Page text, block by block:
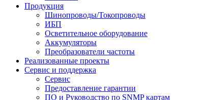
Продукция
Шинопроводы/Токопроводы
ИБП
Осветительное оборудование
Аккумуляторы
Преобразователи частоты
Реализованные проекты
Сервис и поддержка
Сервис
Предоставление гарантии
ПО и Руководство по SNMP картам